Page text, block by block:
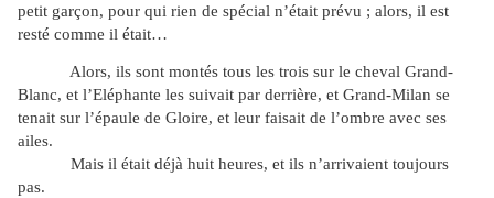
petit garçon, pour qui rien de spécial n’était prévu ; alors, il est
resté comme il était…
Alors, ils sont montés tous les trois sur le cheval Grand-
Blanc, et l’Eléphante les suivait par derrière, et Grand-Milan se
tenait sur l’épaule de Gloire, et leur faisait de l’ombre avec ses
ailes.
Mais il était déjà huit heures, et ils n’arrivaient toujours
pas.